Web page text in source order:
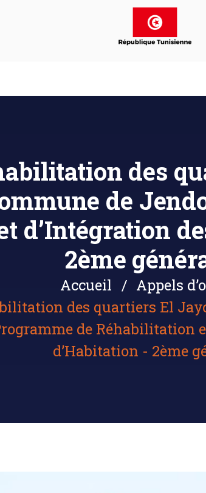
des
de
d’Intégration
2ème
Accueil
Appels
des quartiers El
de Réhabilitation
d’Habitation - 2ème